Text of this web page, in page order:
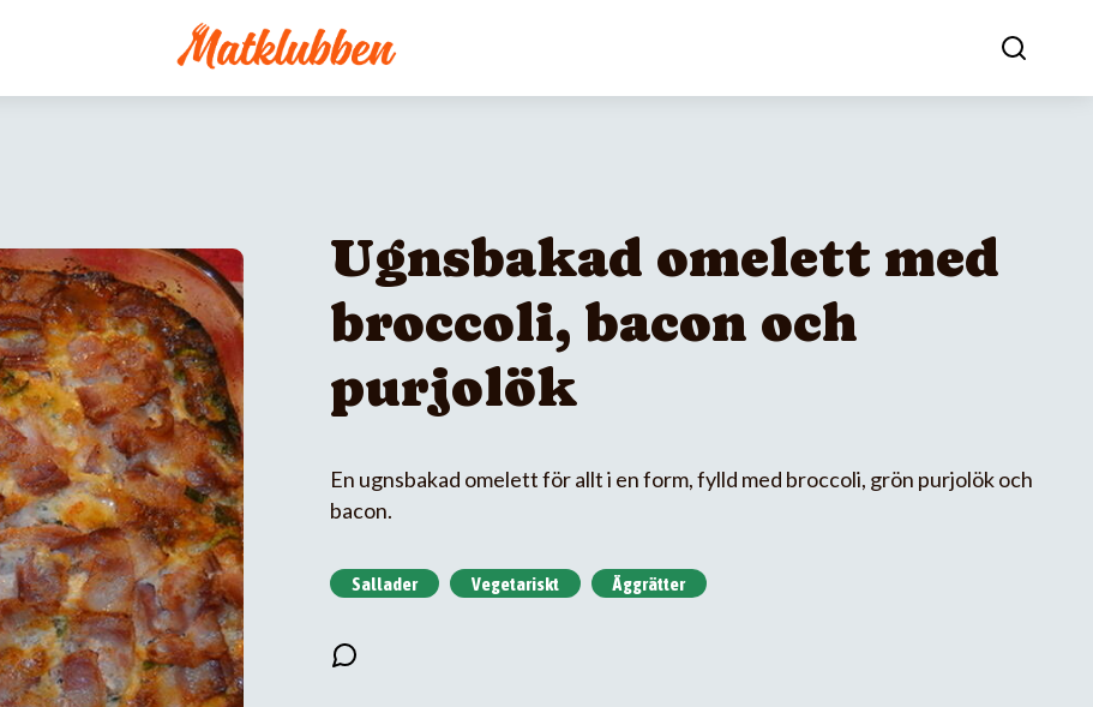
Ugnsbakad omelett med
broccoli, bacon och
purjolök
En ugnsbakad omelett för allt i en form, fylld med broccoli, grön purjolök och
bacon.
Sallader Vegetariskt Äggrätter